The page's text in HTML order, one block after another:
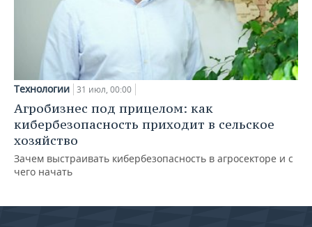
Технологии 31 июл, 00:00
Агробизнес под прицелом: как
кибербезопасность приходит в сельское
хозяйство
Зачем выстраивать кибербезопасность в агросекторе и с
чего начать